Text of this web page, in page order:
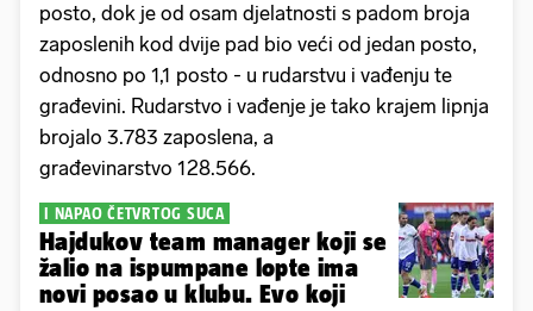
posto, dok je od osam djelatnosti s padom broja
zaposlenih kod dvije pad bio veći od jedan posto,
odnosno po 1,1 posto - u rudarstvu i vađenju te
građevini. Rudarstvo i vađenje je tako krajem lipnja
brojalo 3.783 zaposlena, a
građevinarstvo 128.566.
I NAPAO ČETVRTOG SUCA
Hajdukov team manager koji se
žalio na ispumpane lopte ima
novi posao u klubu. Evo koji